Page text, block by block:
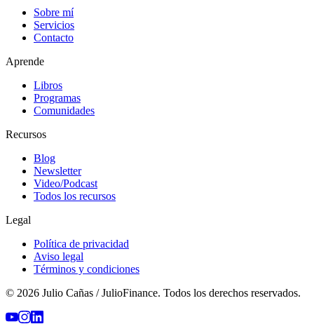
Sobre mí
Servicios
Contacto
Aprende
Libros
Programas
Comunidades
Recursos
Blog
Newsletter
Video/Podcast
Todos los recursos
Legal
Política de privacidad
Aviso legal
Términos y condiciones
© 2026 Julio Cañas / JulioFinance. Todos los derechos reservados.